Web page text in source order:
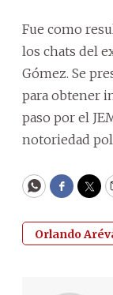
Fue como
los chats del
Gómez. Se
para obtener
paso por el
notoriedad
WhatsApp
Orlando